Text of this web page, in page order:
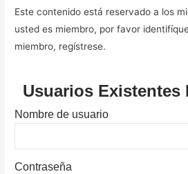
Este contenido está reservado a los
usted es miembro, por favor
miembro, regístrese.
Usuarios Existentes
Nombre de usuario
Contraseña